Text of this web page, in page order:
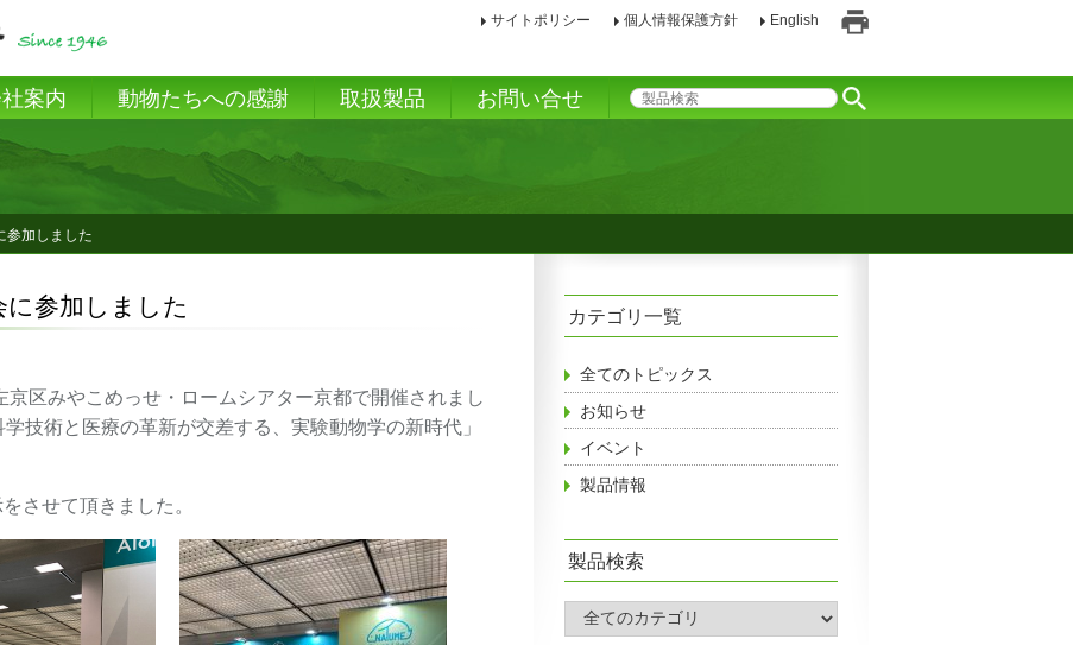
案内 動物たちへの感謝 取扱製品 お問い合せ
サイトポリシー 個人情報保護方針
English
刷
参加しました
に参加しました
区みやこめっせ・ロームシアター京都で開催されまし
技術と医療の革新が交差する、実験動物学の新時代」
させて頂きました。
カテゴリ一覧
全てのトピックス
お知らせ
イベント
製品情報
製品検索